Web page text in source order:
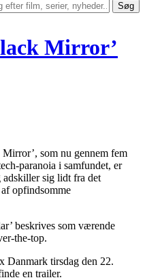
Søg
Mirror’
som nu gennem fem
paranoia i samfundet, er
adskiller sig lidt fra det
opfindsomme
beskrives som værende
the-top.
Danmark tirsdag den 22.
en trailer.